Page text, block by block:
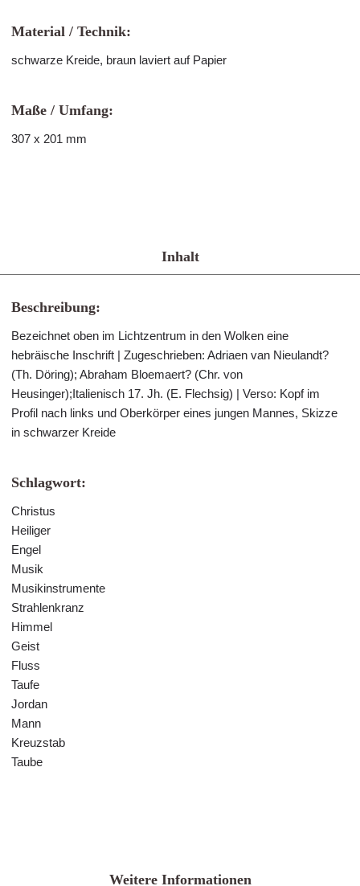
Material / Technik:
schwarze Kreide, braun laviert auf Papier
Maße / Umfang:
307 x 201 mm
Inhalt
Beschreibung:
Bezeichnet oben im Lichtzentrum in den Wolken eine
hebräische Inschrift | Zugeschrieben: Adriaen van Nieulandt?
(Th. Döring); Abraham Bloemaert? (Chr. von
Heusinger);Italienisch 17. Jh. (E. Flechsig) | Verso: Kopf im
Profil nach links und Oberkörper eines jungen Mannes, Skizze
in schwarzer Kreide
Schlagwort:
Christus
Heiliger
Engel
Musik
Musikinstrumente
Strahlenkranz
Himmel
Geist
Fluss
Taufe
Jordan
Mann
Kreuzstab
Taube
Weitere Informationen